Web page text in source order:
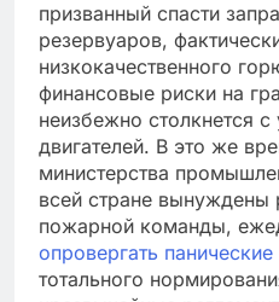
призванный спасти
резервуаров,
низкокачественного
финансовые риски на
неизбежно столкнется
двигателей. В это же
министерства
всей стране вынуждены
пожарной команды,
опровергать
тотального